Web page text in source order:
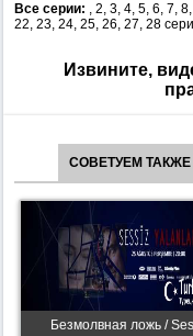
Все серии: , 2, 3, 4, 5, 6, 7,
22, 23, 24, 25, 26, 27, 28
Извините,
СОВЕТУЕМ
Безмолвная ложь /